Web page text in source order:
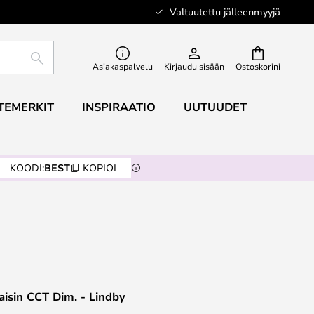
Valtuutettu jälleenmyyjä
Ostoskorini
ETSI Asiakaspalvelu Kirjaudu sisään
INSPIRAATIO UUTUUDET
KOODI:BEST KOPIOI
CCT Dim. - Lindby